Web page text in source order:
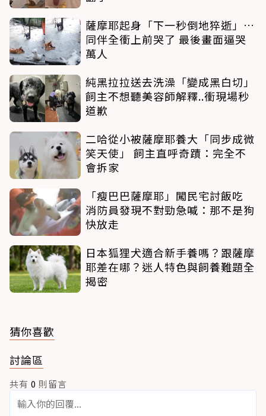
薩摩耶起身「下一秒倒地猝逝」…
同伴全衝上前哭了 最後畫面逼哭
萬人
純黑拉拉送去洗澡「變成黑白切」
飼主不想聽美容師解釋..衝現場秒
道歉
二哈從小被薩摩耶養大「同步成微
笑天使」 飼主直呼奇蹟：完全不
會拆家
「瘦巴巴薩摩耶」闖民宅討飯吃
消防員發現不對勁急喊：那不是狗
快放走
日本狐狸犬適合新手養嗎？跟薩摩
耶差在哪？迷人特色與飼養難題全
揭密
猜你喜歡
討論區
共有 0 則留言